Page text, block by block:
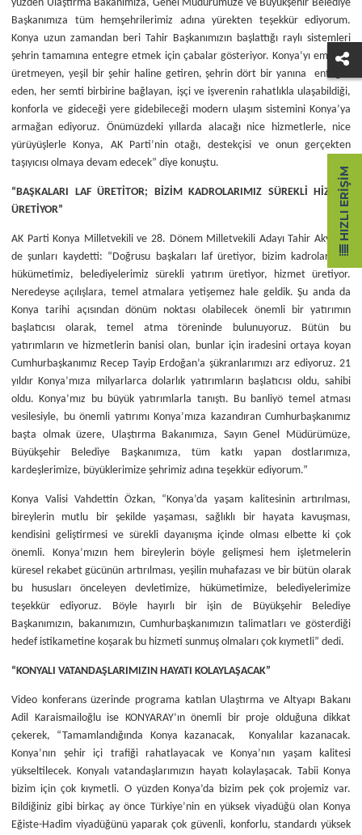
yüzden Ulaştırma Bakanımıza, Genel Müdürümüze ve Büyükşehir Belediye
Başkanımıza tüm hemşehrilerimiz adına yürekten teşekkür ediyorum.
Konya uzun zamandan beri Tahir Başkanımızın başlattığı raylı sistemleri
şehrin tamamına entegre etmek için çabalar gösteriyor. Konya’yı emisyon
üretmeyen, yeşil bir şehir haline getiren, şehrin dört bir yanına entegre
eden, her semti birbirine bağlayan, işçi ve işverenin rahatlıkla ulaşabildiği,
konforla ve gideceği yere gidebileceği modern ulaşım sistemini Konya’ya
armağan ediyoruz. Önümüzdeki yıllarda alacağı nice hizmetlerle, nice
yürüyüşlerle Konya, AK Parti’nin otağı, destekçisi ve onun gerçekten
taşıyıcısı olmaya devam edecek” diye konuştu.
“BAŞKALARI LAF ÜRETİTOR; BİZİM KADROLARIMIZ SÜREKLİ HİZMET
ÜRETİYOR”
AK Parti Konya Milletvekili ve 28. Dönem Milletvekili Adayı Tahir Akyürek
de şunları kaydetti: “Doğrusu başkaları laf üretiyor, bizim kadrolarımız,
hükümetimiz, belediyelerimiz sürekli yatırım üretiyor, hizmet üretiyor.
Neredeyse açılışlara, temel atmalara yetişemez hale geldik. Şu anda da
Konya tarihi açısından dönüm noktası olabilecek önemli bir yatırımın
başlatıcısı olarak, temel atma töreninde bulunuyoruz. Bütün bu
yatırımların ve hizmetlerin banisi olan, bunlar için iradesini ortaya koyan
Cumhurbaşkanımız Recep Tayip Erdoğan’a şükranlarımızı arz ediyoruz. 21
yıldır Konya’mıza milyarlarca dolarlık yatırımların başlatıcısı oldu, sahibi
oldu. Konya’mız bu büyük yatırımlarla tanıştı. Bu banliyö temel atması
vesilesiyle, bu önemli yatırımı Konya’mıza kazandıran Cumhurbaşkanımız
başta olmak üzere, Ulaştırma Bakanımıza, Sayın Genel Müdürümüze,
Büyükşehir Belediye Başkanımıza, tüm katkı yapan dostlarımıza,
kardeşlerimize, büyüklerimize şehrimiz adına teşekkür ediyorum.”
Konya Valisi Vahdettin Özkan, “Konya’da yaşam kalitesinin artırılması,
bireylerin mutlu bir şekilde yaşaması, sağlıklı bir hayata kavuşması,
kendisini geliştirmesi ve sürekli dayanışma içinde olması elbette ki çok
önemli. Konya’mızın hem bireylerin böyle gelişmesi hem işletmelerin
küresel rekabet gücünün artırılması, yeşilin muhafazası ve bir bütün olarak
bu hususları önceleyen devletimize, hükümetimize, belediyelerimize
teşekkür ediyoruz. Böyle hayırlı bir işin de Büyükşehir Belediye
Başkanımızın, bakanımızın, Cumhurbaşkanımızın talimatları ve gösterdiği
hedef istikametine koşarak bu hizmeti sunmuş olmaları çok kıymetli” dedi.
“KONYALI VATANDAŞLARIMIZIN HAYATI KOLAYLAŞACAK”
Video konferans üzerinde programa katılan Ulaştırma ve Altyapı Bakanı
Adil Karaismailoğlu ise KONYARAY’ın önemli bir proje olduğuna dikkat
çekerek, “Tamamlandığında Konya kazanacak, Konyalılar kazanacak.
Konya’nın şehir içi trafiği rahatlayacak ve Konya’nın yaşam kalitesi
yükseltilecek. Konyalı vatandaşlarımızın hayatı kolaylaşacak. Tabii Konya
bizim için çok kıymetli. O yüzden Konya’da bizim pek çok projemiz var.
Bildiğiniz gibi birkaç ay önce Türkiye’nin en yüksek viyadüğü olan Konya
Eğiste-Hadim viyadüğünü yaparak çok güvenli, konforlu, standardı yüksek
HIZLI ERIŞIM